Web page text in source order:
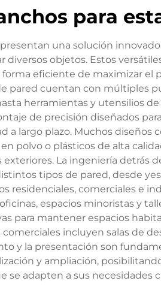
para
una solución
diversos objetos. Estos
eficiente de maximizar
pared cuentan con múltiples
herramientas y utensilios
de precisión diseñados
a largo plazo. Muchos
polvo o plásticos de alta
La ingeniería detrás
tipos de pared, desde
residenciales, comerciales e
espacios minoristas y
para mantener espacios
incluyen salas de
y la presentación son
y ampliación,
se adapten a sus necesidades